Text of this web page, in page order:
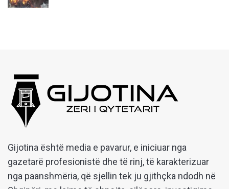
Gijotina është media e pavarur, e iniciuar nga
gazetarë profesionistë dhe të rinj, të karakterizuar
nga paanshmëria, që sjellin tek ju gjithçka ndodh në